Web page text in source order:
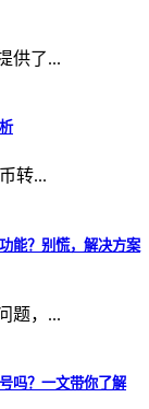
供了...
转...
能？别慌，解决方案
题，...
吗？一文带你了解